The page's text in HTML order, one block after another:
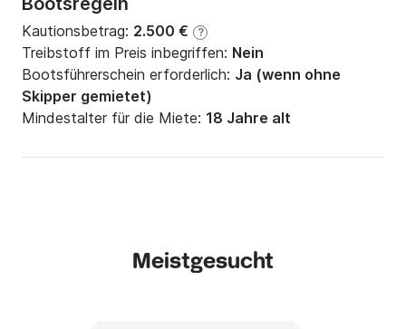
Kautionsbetrag: 2.500 € ?
Treibstoff im Preis inbegriffen: Nein
Bootsführerschein erforderlich: Ja (wenn ohne
Skipper gemietet)
Mindestalter für die Miete: 18 Jahre alt
Meistgesucht